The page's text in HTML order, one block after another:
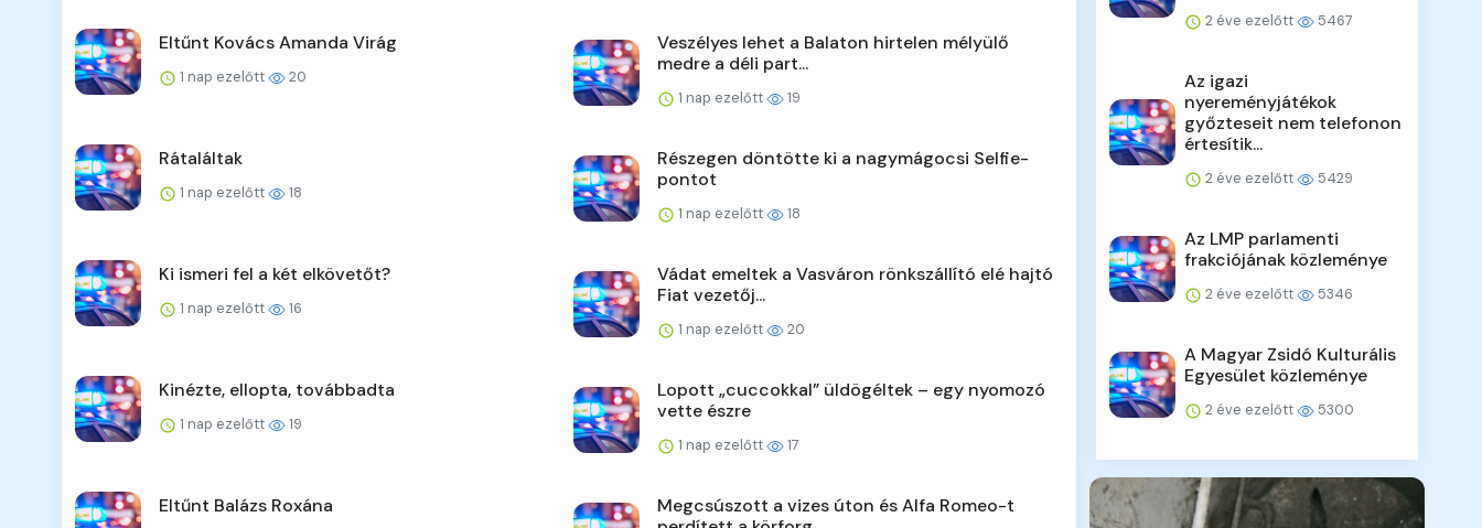
Eltűnt Kovács Amanda Virág
1 nap ezelőtt 20
Veszélyes lehet a Balaton hirtelen mélyülő
medre a déli part...
1 nap ezelőtt 19
Rátaláltak
1 nap ezelőtt 18
Részegen döntötte ki a nagymágocsi Selfie-
pontot
1 nap ezelőtt 18
Ki ismeri fel a két elkövetőt?
1 nap ezelőtt 16
Vádat emeltek a Vasváron rönkszállító elé hajtó
Fiat vezetőj...
1 nap ezelőtt 20
Kinézte, ellopta, továbbadta
1 nap ezelőtt 19
Lopott „cuccokkal” üldögéltek – egy nyomozó
vette észre
1 nap ezelőtt 17
Eltűnt Balázs Roxána
Megcsúszott a vizes úton és Alfa Romeo-t
2 éve ezelőtt 5467
Az igazi
nyereményjátékok
győzteseit nem telefonon
értesítik...
2 éve ezelőtt 5429
Az LMP parlamenti
frakciójának közleménye
2 éve ezelőtt 5346
A Magyar Zsidó Kulturális
Egyesület közleménye
2 éve ezelőtt 5300